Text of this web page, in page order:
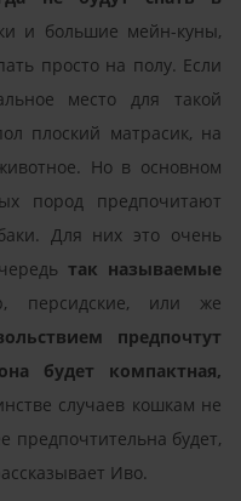
и большие мейн-куны,
просто на полу. Если
место для такой
плоский матрасик, на
Но в основном
пород предпочитают
Для них это очень
так называемые
персидские, или же
предпочтут
будет компактная,
случаев кошкам не
предпочтительна будет,
Иво.